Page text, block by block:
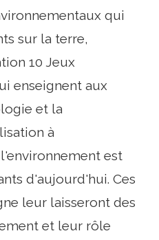
qui
sur la terre,
10 Jeux
enseignent aux
et la
à
est
d'aujourd'hui. Ces
leur laisseront des
et leur rôle